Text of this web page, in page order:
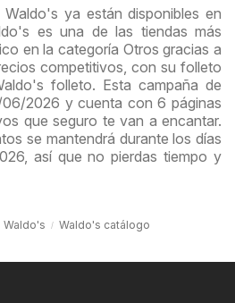
ya están disponibles en
es una de las tiendas más
en la categoría Otros gracias a
competitivos, con su folleto
folleto. Esta campaña de
2026 y cuenta con 6 páginas
que seguro te van a encantar.
se mantendrá durante los días
así que no pierdas tiempo y
Waldo's Waldo's catálogo